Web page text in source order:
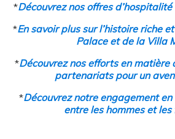
*Découvrez nos offres d’hospitalité
*En savoir plus sur l’histoire riche
Palace et de la Villa
*Découvrez nos efforts en matière
partenariats pour un
*Découvrez notre engagement en
entre les hommes et les